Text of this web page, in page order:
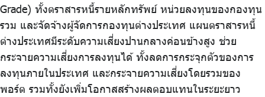
Grade) ทั้งตราสารหนี้รายหลักทรัพย์ หน่วยลงทุนของกองทุน
รวม และจัดจ้างผู้จัดการกองทุนต่างประเทศ แผนตราสารหนี้
ต่างประเทศมีระดับความเสี่ยงปานกลางค่อนข้างสูง ช่วย
กระจายความเสี่ยงการลงทุนได้ ทั้งลดการกระจุกตัวของการ
ลงทุนภายในประเทศ และกระจายความเสี่ยงโดยรวมของ
พอร์ต รวมทั้งยังเพิ่มโอกาสสร้างผลตอบแทนในระยะยาว